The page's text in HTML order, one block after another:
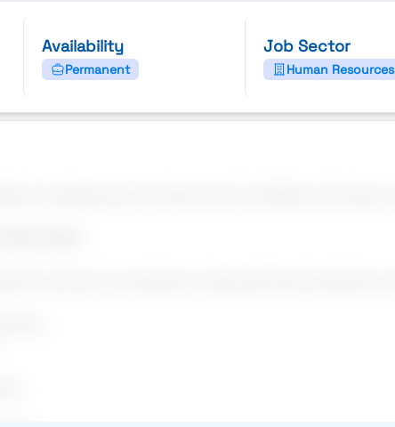
Availability
Permanent
Job Sector
Human Resources